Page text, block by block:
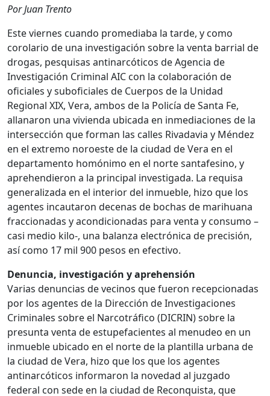
Por Juan Trento
Este viernes cuando promediaba la tarde, y como
corolario de una investigación sobre la venta barrial de
drogas, pesquisas antinarcóticos de Agencia de
Investigación Criminal AIC con la colaboración de
oficiales y suboficiales de Cuerpos de la Unidad
Regional XIX, Vera, ambos de la Policía de Santa Fe,
allanaron una vivienda ubicada en inmediaciones de la
intersección que forman las calles Rivadavia y Méndez
en el extremo noroeste de la ciudad de Vera en el
departamento homónimo en el norte santafesino, y
aprehendieron a la principal investigada. La requisa
generalizada en el interior del inmueble, hizo que los
agentes incautaron decenas de bochas de marihuana
fraccionadas y acondicionadas para venta y consumo –
casi medio kilo-, una balanza electrónica de precisión,
así como 17 mil 900 pesos en efectivo.
Denuncia, investigación y aprehensión
Varias denuncias de vecinos que fueron recepcionadas
por los agentes de la Dirección de Investigaciones
Criminales sobre el Narcotráfico (DICRIN) sobre la
presunta venta de estupefacientes al menudeo en un
inmueble ubicado en el norte de la plantilla urbana de
la ciudad de Vera, hizo que los que los agentes
antinarcóticos informaron la novedad al juzgado
federal con sede en la ciudad de Reconquista, que